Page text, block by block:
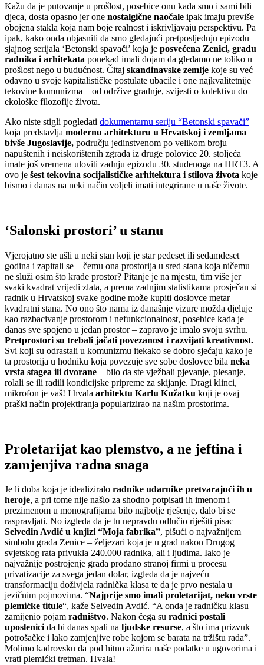
Kažu da je putovanje u prošlost, posebice onu kada smo i sami bili
djeca, dosta opasno jer one nostalgične naočale ipak imaju previše
obojena stakla koja nam boje realnost i iskrivljavaju perspektivu. Pa
ipak, kako onda objasniti da smo gledajući pretposljednju epizodu
sjajnog serijala ‘Betonski spavači’ koja je posvećena Zenici, gradu
radnika i arhitekata ponekad imali dojam da gledamo ne toliko u
prošlost nego u budućnost. Čitaj skandinavske zemlje koje su već
odavno u svoje kapitalističke postulate ubacile i one najkvalitetnije
tekovine komunizma – od održive gradnje, svijesti o kolektivu do
ekološke filozofije života.
Ako niste stigli pogledati dokumentarnu seriju “Betonski spavači”
koja predstavlja modernu arhitekturu u Hrvatskoj i zemljama
bivše Jugoslavije, području jedinstvenom po velikom broju
napuštenih i neiskorištenih zgrada iz druge polovice 20. stoljeća
imate još vremena uloviti zadnju epizodu 30. studenoga na HRT3. A
ovo je šest tekovina socijalističke arhitektura i stilova života koje
bismo i danas na neki način voljeli imati integrirane u naše živote.
‘Salonski prostori’ u stanu
Vjerojatno ste ušli u neki stan koji je star pedeset ili sedamdeset
godina i zapitali se – čemu ona prostorija u sred stana koja ničemu
ne služi osim što krade prostor? Pitanje je na mjestu, tim više jer
svaki kvadrat vrijedi zlata, a prema zadnjim statistikama prosječan si
radnik u Hrvatskoj svake godine može kupiti doslovce metar
kvadratni stana. No ono što nama iz današnje vizure možda djeluje
kao razbacivanje prostorom i nefunkcionalnost, posebice kada je
danas sve spojeno u jedan prostor – zapravo je imalo svoju svrhu.
Pretprostori su trebali jačati povezanost i razvijati kreativnost.
Svi koji su odrastali u komunizmu itekako se dobro sjećaju kako je
ta prostorija u hodniku koja povezuje sve sobe doslovce bila neka
vrsta stagea ili dvorane – bilo da ste vježbali pjevanje, plesanje,
rolali se ili radili kondicijske pripreme za skijanje. Dragi klinci,
mikrofon je vaš! I hvala arhitektu Karlu Kužatku koji je ovaj
praški način projektiranja popularizirao na našim prostorima.
Proletarijat kao plemstvo, a ne jeftina i
zamjenjiva radna snaga
Je li doba koja je idealiziralo radnike udarnike pretvarajući ih u
heroje, a pri tome nije našlo za shodno potpisati ih imenom i
prezimenom u monografijama bilo najbolje rješenje, dalo bi se
raspravljati. No izgleda da je tu nepravdu odlučio riješiti pisac
Selvedin Avdić u knjizi “Moja fabrika”, pišući o najvažnijem
simbolu grada Zenice – željezari koja je u grad nakon Drugog
svjetskog rata privukla 240.000 radnika, ali i ljudima. Iako je
najvažnije postrojenje grada prodano stranoj firmi u procesu
privatizacije za svega jedan dolar, izgleda da je najveću
transformaciju doživjela radnička klasa te da je prvo nestala u
jezičnim pojmovima. “Najprije smo imali proletarijat, neku vrste
plemićke titule“, kaže Selvedin Avdić. “A onda je radničku klasu
zamijenio pojam radništvo. Nakon čega su radnici postali
uposlenicida bi danas spali na ljudske resurse, a što ima prizvuk
potrošačke i lako zamjenjive robe kojom se barata na tržištu rada”.
Molimo kadrovsku da pod hitno ažurira naše podatke u ugovorima i
vrati plemićki tretman. Hvala!